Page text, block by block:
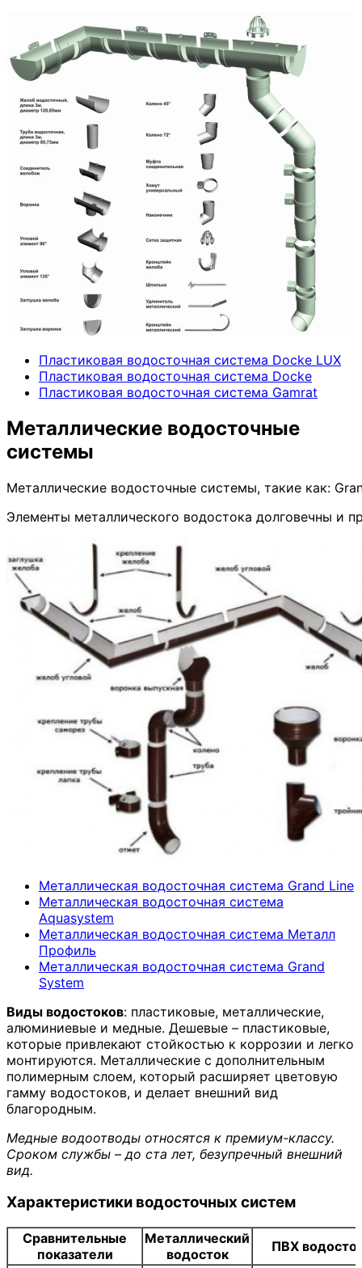
Пластиковая водосточная система Docke LUX
Пластиковая водосточная система Docke
Пластиковая водосточная система Gamrat
Металлические водосточные
системы
Металлические водосточные системы, такие как:
Элементы металлического водостока долговечны и
Металлическая водосточная система Grand Line
Металлическая водосточная система
Aquasystem
Металлическая водосточная система Металл
Профиль
Металлическая водосточная система Grand
System
Виды водостоков: пластиковые, металлические,
алюминиевые и медные. Дешевые – пластиковые,
которые привлекают стойкостью к коррозии и легко
монтируются. Металлические с дополнительным
полимерным слоем, который расширяет цветовую
гамму водостоков, и делает внешний вид
благородным.
Медные водоотводы относятся к премиум-классу.
Сроком службы – до ста лет, безупречный внешний
вид.
Характеристики водосточных систем
Сравнительные
показатели
Металлический
водосток
ПВХ